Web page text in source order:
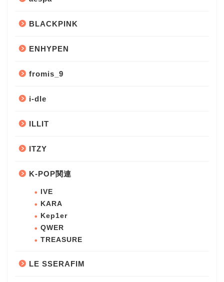
BLACKPINK
ENHYPEN
fromis_9
i-dle
ILLIT
ITZY
K-POP関連
IVE
KARA
Kep1er
QWER
TREASURE
LE SSERAFIM